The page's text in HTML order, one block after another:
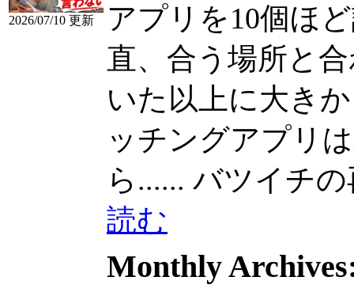
2026/07/10 更新
アプリを10個ほ
直、合う場所と
いた以上に大き
ッチングアプリ
ら...... バツイチ
読む
Monthly